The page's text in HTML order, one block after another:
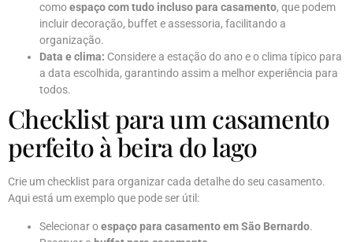
comoespaço com tudo incluso para casamento, que podem
incluir decoração, buffet e assessoria, facilitando a
organização.
Data e clima: Considere a estação do ano e o clima típico para
a data escolhida, garantindo assim a melhor experiência para
todos.
Checklist para um casamento
perfeito à beira do lago
Crie um checklist para organizar cada detalhe do seu casamento.
Aqui está um exemplo que pode ser útil:
Selecionar oespaço para casamento em São Bernardo.